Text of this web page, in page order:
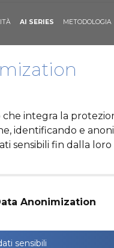
AI SERIES METODOLOGIA
integra la
identificando e
sensibili fin dalla loro
Anonimization
sensibili